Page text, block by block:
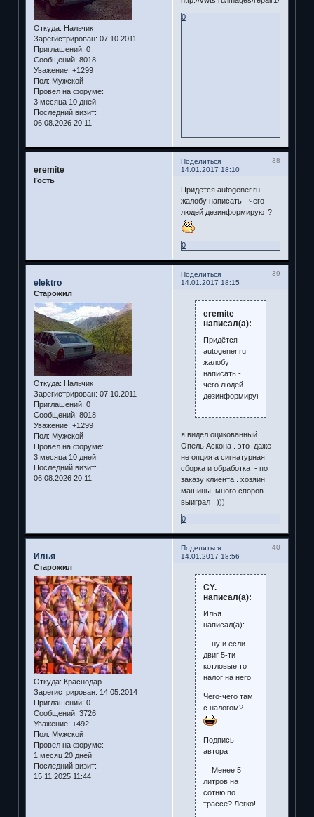
Откуда: Нальчик
Зарегистрирован: 07.10.2011
Приглашений: 0
Сообщений: 8018
Уважение: +1299
Пол: Мужской
Провел на форуме:
3 месяца 10 дней
Последний визит:
06.08.2026 20:11
0
Поделиться
38
14.01.2017 18:10
eremite
Гость
Придётся autogener.ru
жалобу написать - чего
людей дезинформируют?
0
Поделиться
39
14.01.2017 18:15
elektro
Старожил
Откуда: Нальчик
Зарегистрирован: 07.10.2011
Приглашений: 0
Сообщений: 8018
Уважение: +1299
Пол: Мужской
Провел на форуме:
3 месяца 10 дней
Последний визит:
06.08.2026 20:11
eremite
написал(а):
Придётся
autogener.ru
жалобу
написать -
чего людей
дезинформируют?
я видел оцикованный
Опель Аскона . это даже
не опция а сигнатурная
сборка и обработка - по
заказу клиента . хозяин
машины много споров
выиграл )))
0
Поделиться
40
14.01.2017 18:56
Илья
Старожил
Откуда: Краснодар
Зарегистрирован: 14.05.2014
Приглашений: 0
Сообщений: 3726
Уважение: +492
Пол: Мужской
Провел на форуме:
1 месяц 20 дней
Последний визит:
15.11.2025 11:44
CY.
написал(а):
Илья
написал(а):
ну и если
двиг 5-ти
котловые то
налог на него
Чего-чего там
с налогом?
Подпись
автора
Менее 5
литров на
сотню по
трассе? Легко!